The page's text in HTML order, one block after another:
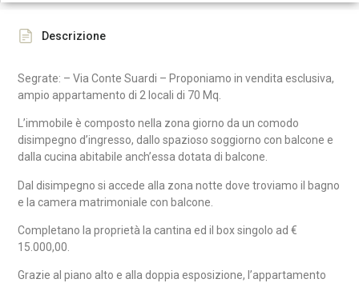
Descrizione
Segrate: – Via Conte Suardi – Proponiamo in vendita esclusiva,
ampio appartamento di 2 locali di 70 Mq.
L’immobile è composto nella zona giorno da un comodo
disimpegno d’ingresso, dallo spazioso soggiorno con balcone e
dalla cucina abitabile anch’essa dotata di balcone.
Dal disimpegno si accede alla zona notte dove troviamo il bagno
e la camera matrimoniale con balcone.
Completano la proprietà la cantina ed il box singolo ad €
15.000,00.
Grazie al piano alto e alla doppia esposizione, l’appartamento